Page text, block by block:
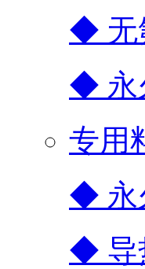
◆ 无
◆ 永
专用
◆ 永
◆ 导